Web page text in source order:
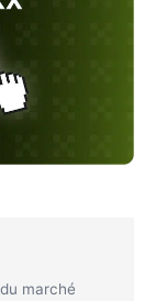
marché